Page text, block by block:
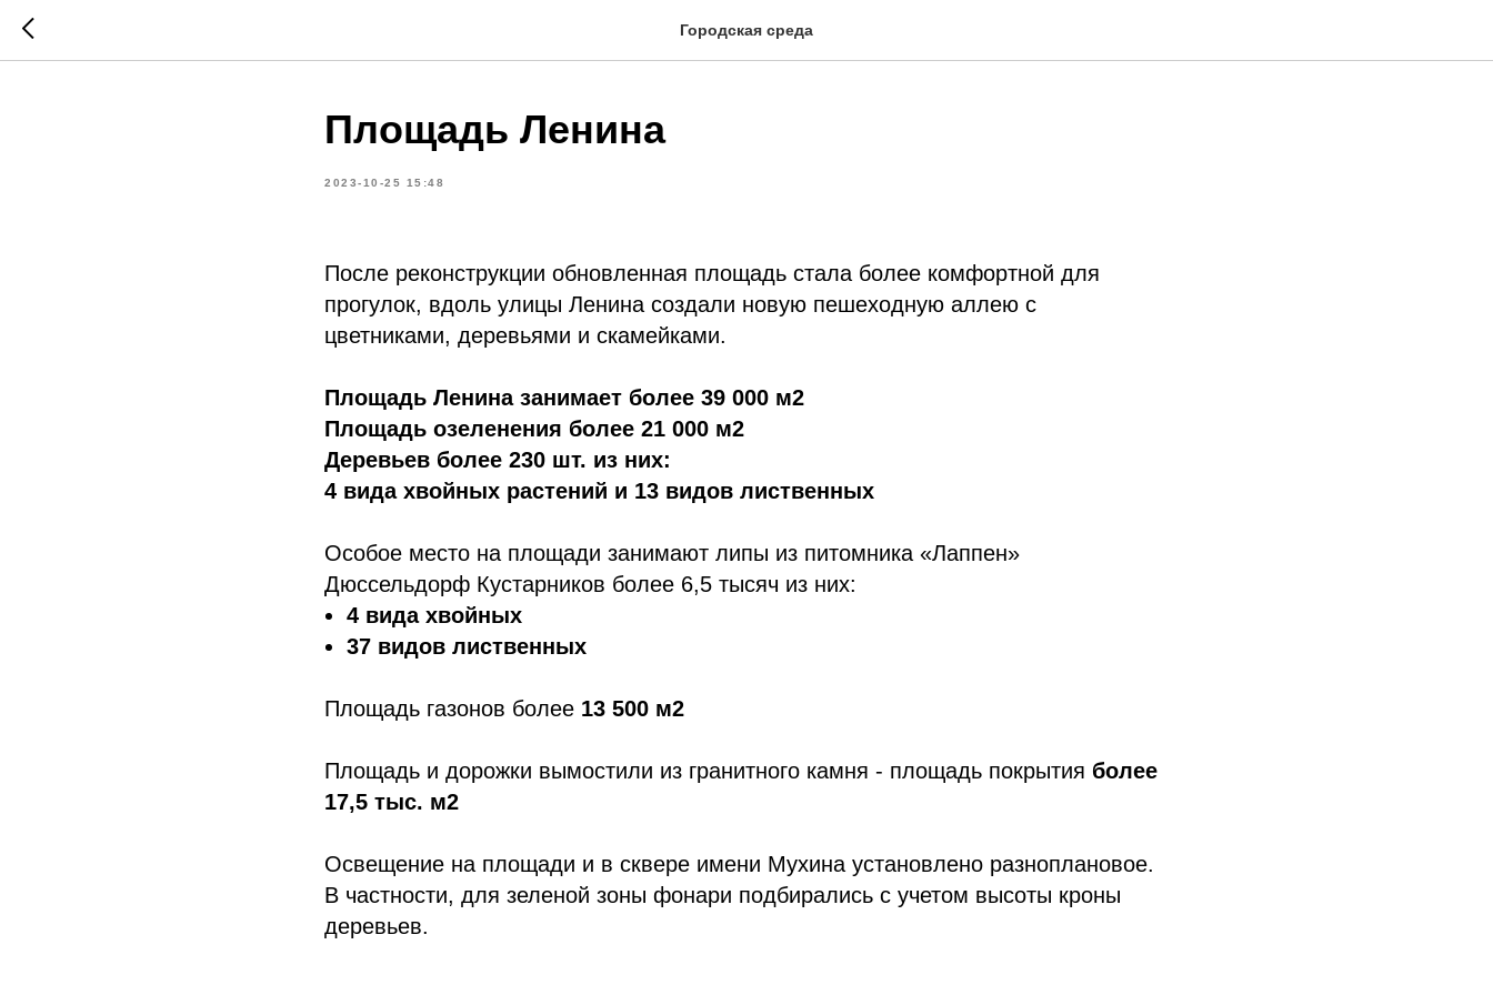
Городская среда
Площадь Ленина
2023-10-25 15:48
После реконструкции обновленная площадь стала более комфортной для
прогулок, вдоль улицы Ленина создали новую пешеходную аллею с
цветниками, деревьями и скамейками.
Площадь Ленина занимает более 39 000 м2
Площадь озеленения более 21 000 м2
Деревьев более 230 шт. из них:
4 вида хвойных растений и 13 видов лиственных
Особое место на площади занимают липы из питомника «Лаппен»
Дюссельдорф Кустарников более 6,5 тысяч из них:
4 вида хвойных
37 видов лиственных
Площадь газонов более 13 500 м2
Площадь и дорожки вымостили из гранитного камня - площадь покрытия более
17,5 тыс. м2
Освещение на площади и в сквере имени Мухина установлено разноплановое.
В частности, для зеленой зоны фонари подбирались с учетом высоты кроны
деревьев.